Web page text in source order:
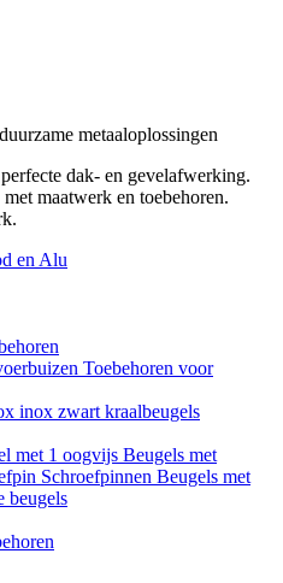
metaaloplossingen
dak- en gevelafwerking.
maatwerk en toebehoren.
en Alu
Toebehoren voor
inox zwart kraalbeugels
met 1 oogvijs Beugels met
Schroefpinnen Beugels met
beugels